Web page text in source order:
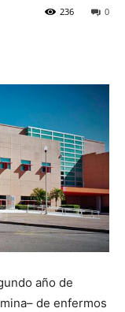
0
236
año de
de enfermos